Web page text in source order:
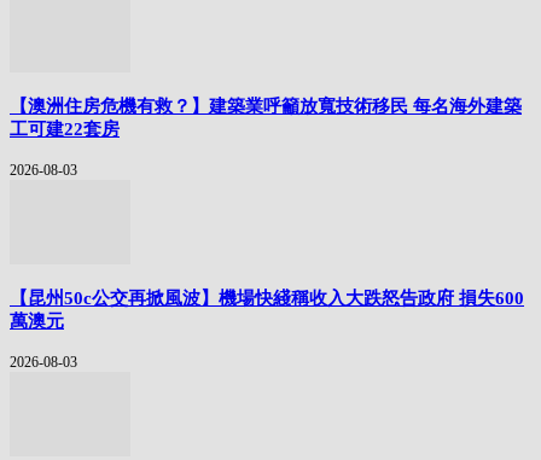
【澳洲住房危機有救？】建築業呼籲放寬技術移民 每名海外建築
工可建22套房
2026-08-03
【昆州50c公交再掀風波】機場快綫稱收入大跌怒告政府 損失600
萬澳元
2026-08-03